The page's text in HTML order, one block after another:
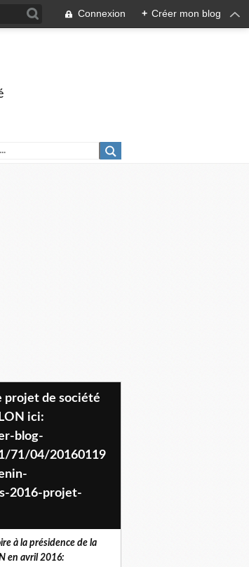
Connexion + Créer mon blog
ici:
blog-
71/04/20160119
2016-projet-
à la présidence de la
en avril 2016: